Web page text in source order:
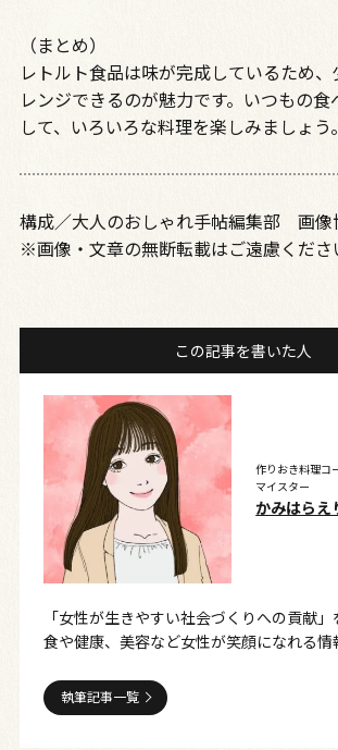
（まとめ）
レトルト食品は味が完成しているため
レンジできるのが魅力です。いつもの
して、いろいろな料理を楽しみましょう。
構成／大人のおしゃれ手帖編集部 画像
※画像・文章の無断転載はご遠慮くださ
この記事を書いた人
作りおき料理コ
マイスター
かみはらえ
「女性が生きやすい社会づくりへの貢献」
食や健康、美容など女性が笑顔になれる情
執筆記事一覧